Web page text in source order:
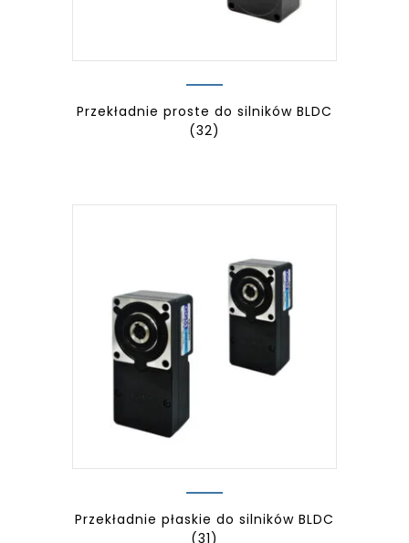
Przekładnie proste do silników BLDC
(32)
Przekładnie płaskie do silników BLDC
(31)